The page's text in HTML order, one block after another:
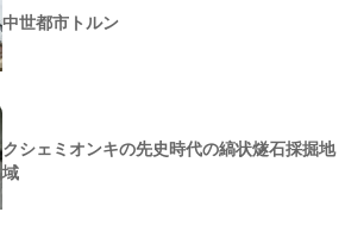
中世都市トルン
クシェミオンキの先史時代の縞状燧石採掘地
域